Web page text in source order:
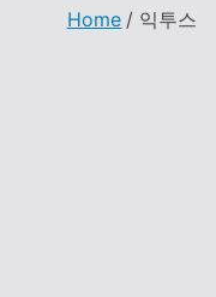
Home 익투스